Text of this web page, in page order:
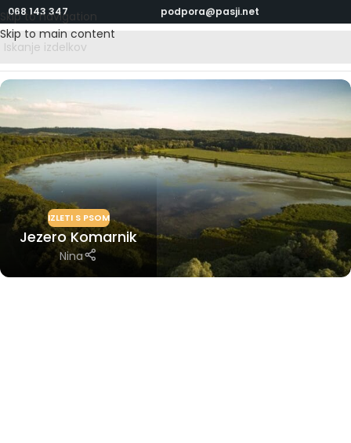
Skip to navigation
Skip to main content
068 143 347 podpora@pasji.net
IZLETI S PSOM
Jezero Komarnik
Nina